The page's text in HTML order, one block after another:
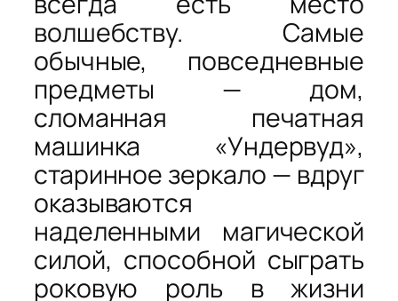
волшебству. Самые
обычные, повседневные
предметы — дом,
сломанная печатная
машинка «Ундервуд»,
старинное зеркало — вдруг
оказываются
наделенными магической
силой, способной сыграть
роковую роль в жизни